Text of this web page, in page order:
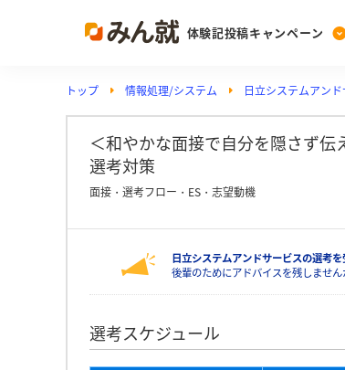
体験記投稿キャンペーン
Post
投稿する
ランキング
PickUp
注目の企業
動画で知ろ
トップ 情報処理/システム 日立システムアン
＜和やかな面接で自分を隠さず
選考対策
面接・選考フロー・ES・志望動機
日立システムアンドサービスの選考
後輩のためにアドバイスを残しませ
選考スケジュール